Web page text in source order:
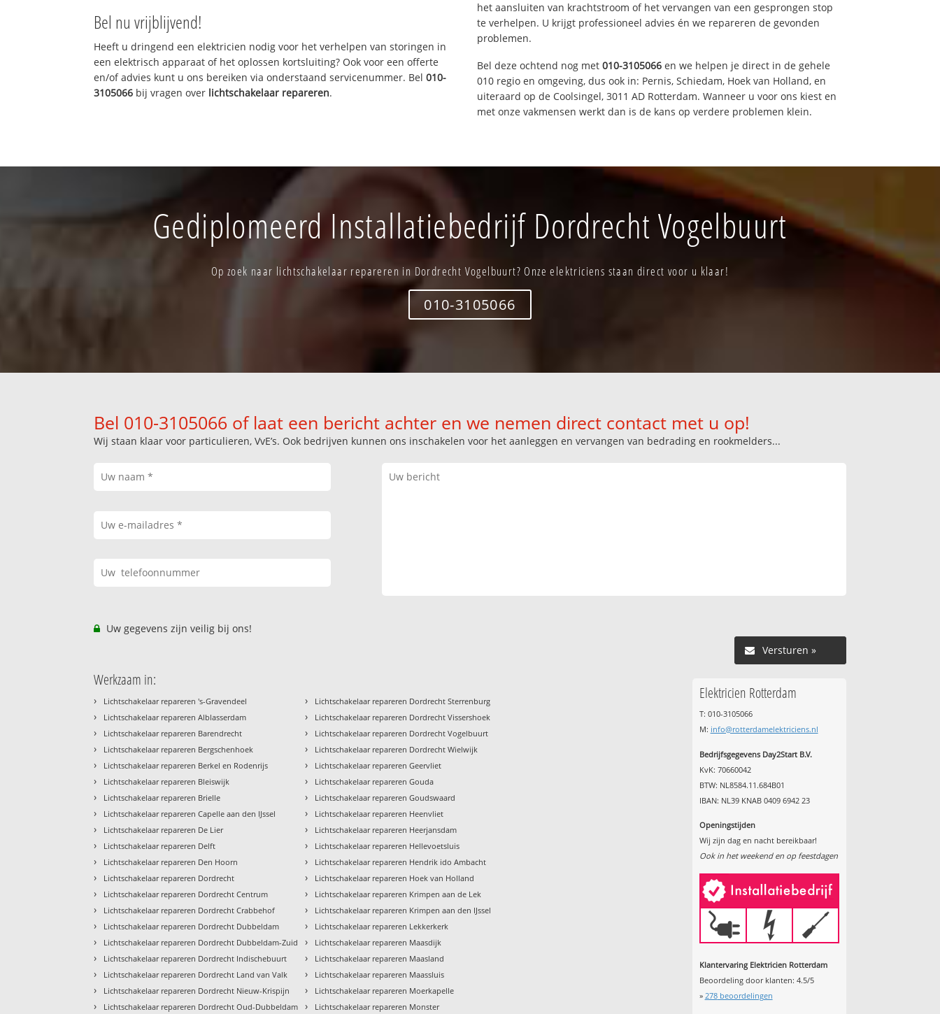
Bel nu vrijblijvend!
Heeft u dringend een elektricien nodig voor het verhelpen van storingen in
een elektrisch apparaat of het oplossen kortsluiting? Ook voor een offerte
en/of advies kunt u ons bereiken via onderstaand servicenummer. Bel010-
3105066 bij vragen over lichtschakelaar repareren.
het aansluiten van krachtstroom of het vervangen van een gesprongen stop
te verhelpen. U krijgt professioneel advies én we repareren de gevonden
problemen.
Bel deze ochtend nog met 010-3105066 en we helpen je direct in de gehele
010 regio en omgeving, dus ook in: Pernis, Schiedam, Hoek van Holland, en
uiteraard op de Coolsingel, 3011 AD Rotterdam. Wanneer u voor ons kiest en
met onze vakmensen werkt dan is de kans op verdere problemen klein.
Gediplomeerd Installatiebedrijf Dordrecht Vogelbuurt
Op zoek naar lichtschakelaar repareren in Dordrecht Vogelbuurt? Onze elektriciens staan direct voor u klaar!
010-3105066
Bel 010-3105066 of laat een bericht achter en we nemen direct contact met u op!
Wij staan klaar voor particulieren, VvE’s. Ook bedrijven kunnen ons inschakelen voor het aanleggen en vervangen van bedrading en rookmelders...
Uw gegevens zijn veilig bij ons!
Versturen »
Werkzaam in:
› Lichtschakelaar repareren 's-Gravendeel
› Lichtschakelaar repareren Alblasserdam
› Lichtschakelaar repareren Barendrecht
› Lichtschakelaar repareren Bergschenhoek
› Lichtschakelaar repareren Berkel en Rodenrijs
› Lichtschakelaar repareren Bleiswijk
› Lichtschakelaar repareren Brielle
› Lichtschakelaar repareren Capelle aan den IJssel
› Lichtschakelaar repareren De Lier
› Lichtschakelaar repareren Delft
› Lichtschakelaar repareren Den Hoorn
› Lichtschakelaar repareren Dordrecht
› Lichtschakelaar repareren Dordrecht Centrum
› Lichtschakelaar repareren Dordrecht Crabbehof
› Lichtschakelaar repareren Dordrecht Dubbeldam
› Lichtschakelaar repareren Dordrecht Dubbeldam-Zuid
› Lichtschakelaar repareren Dordrecht Indischebuurt
› Lichtschakelaar repareren Dordrecht Land van Valk
› Lichtschakelaar repareren Dordrecht Nieuw-Krispijn
› Lichtschakelaar repareren Dordrecht Oud-Dubbeldam
› Lichtschakelaar repareren Dordrecht Sterrenburg
› Lichtschakelaar repareren Dordrecht Vissershoek
› Lichtschakelaar repareren Dordrecht Vogelbuurt
› Lichtschakelaar repareren Dordrecht Wielwijk
› Lichtschakelaar repareren Geervliet
› Lichtschakelaar repareren Gouda
› Lichtschakelaar repareren Goudswaard
› Lichtschakelaar repareren Heenvliet
› Lichtschakelaar repareren Heerjansdam
› Lichtschakelaar repareren Hellevoetsluis
› Lichtschakelaar repareren Hendrik ido Ambacht
› Lichtschakelaar repareren Hoek van Holland
› Lichtschakelaar repareren Krimpen aan de Lek
› Lichtschakelaar repareren Krimpen aan den IJssel
› Lichtschakelaar repareren Lekkerkerk
› Lichtschakelaar repareren Maasdijk
› Lichtschakelaar repareren Maasland
› Lichtschakelaar repareren Maassluis
› Lichtschakelaar repareren Moerkapelle
› Lichtschakelaar repareren Monster
Elektricien Rotterdam
T: 010-3105066
M: info@rotterdamelektriciens.nl
Bedrijfsgegevens Day2Start B.V.
KvK: 70660042
BTW: NL8584.11.684B01
IBAN: NL39 KNAB 0409 6942 23
Openingstijden
Wij zijn dag en nacht bereikbaar!
Ook in het weekend en op feestdagen
Klantervaring Elektricien Rotterdam
Beoordeling door klanten: 4.5/5
» 278beoordelingen